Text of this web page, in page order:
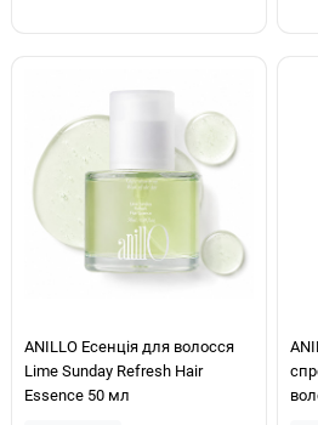
ANILLO Есенція для волосся
Lime Sunday Refresh Hair
Essence 50 мл